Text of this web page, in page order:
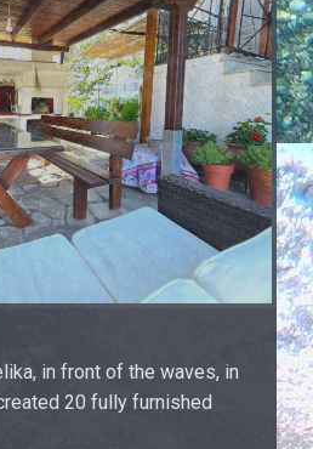
in front of the waves, in
20 fully furnished